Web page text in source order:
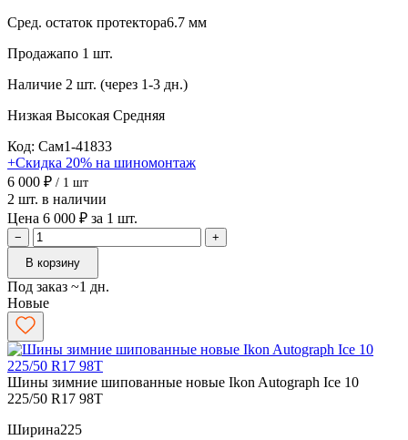
Сред. остаток протектора6.7 мм
Продажапо 1 шт.
Наличие 2 шт. (через 1-3 дн.)
Низкая Высокая Средняя
Код: Сам1-41833
+Скидка 20% на шиномонтаж
6 000 ₽ / 1 шт
2 шт. в наличии
Цена 6 000 ₽ за 1 шт.
−
+
В корзину
Под заказ ~1 дн.
Новые
Шины зимние шипованные новые Ikon Autograph Ice 10
225/50 R17 98T
Ширина225